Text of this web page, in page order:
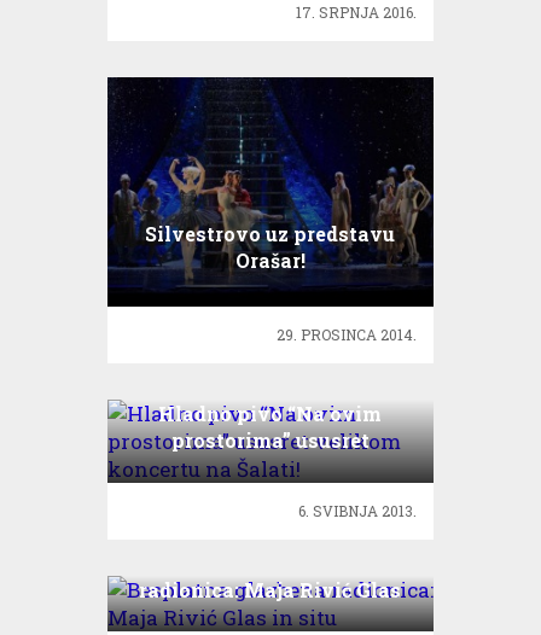
17. SRPNJA 2016.
Silvestrovo uz predstavu
Orašar!
29. PROSINCA 2014.
Hladno pivo “Na ovim
prostorima” ususret
velikom koncertu na Šalati!
6. SVIBNJA 2013.
radionica: Maja Rivić Glas
in situ